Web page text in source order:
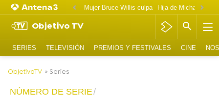
Mujer Bruce Willis culpa
Objetivo TV
SERIES TELEVISIÓN PREMIOS Y FESTIVALES CINE
ObjetivoTV » Series
NÚMERO DE SERIE